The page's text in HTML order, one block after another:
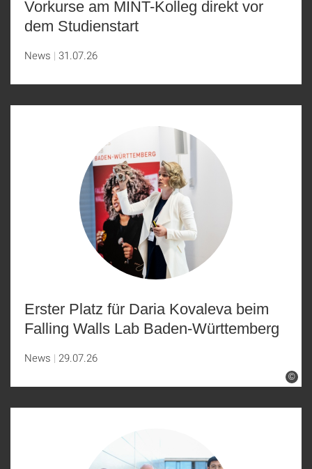
Vorkurse am MINT-Kolleg direkt vor
dem Studienstart
News 31.07.26
©
Erster Platz für Daria Kovaleva beim
Falling Walls Lab Baden-Württemberg
News 29.07.26